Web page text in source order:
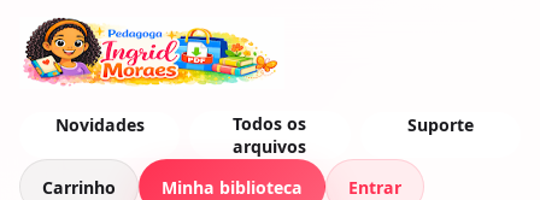
Novidades
Todos os
arquivos
Suporte
Carrinho Minha biblioteca Entrar